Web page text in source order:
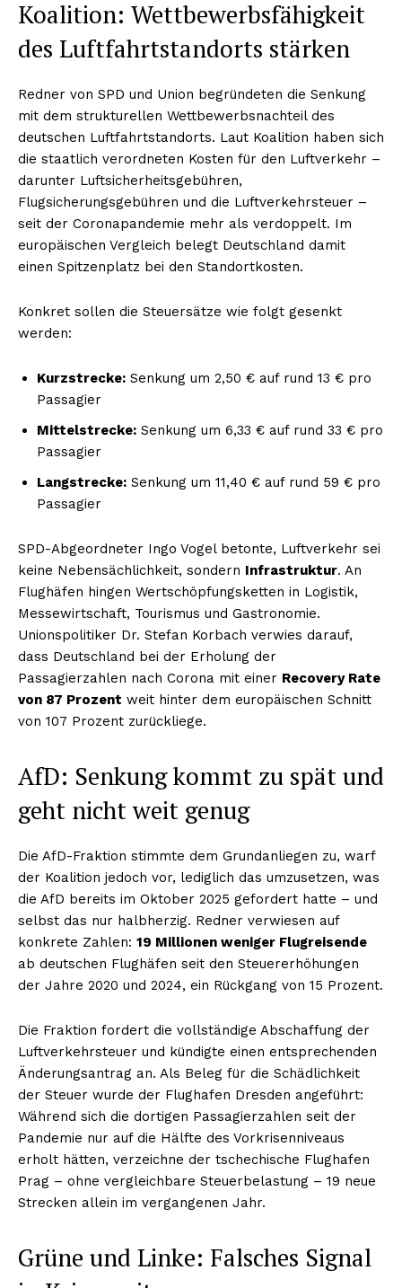
Koalition: Wettbewerbsfähigkeit
des Luftfahrtstandorts stärken
Redner von SPD und Union begründeten die Senkung
mit dem strukturellen Wettbewerbsnachteil des
deutschen Luftfahrtstandorts. Laut Koalition haben sich
die staatlich verordneten Kosten für den Luftverkehr –
darunter Luftsicherheitsgebühren,
Flugsicherungsgebühren und die Luftverkehrsteuer –
seit der Coronapandemie mehr als verdoppelt. Im
europäischen Vergleich belegt Deutschland damit
einen Spitzenplatz bei den Standortkosten.
Konkret sollen die Steuersätze wie folgt gesenkt
werden:
Kurzstrecke: Senkung um 2,50 € auf rund 13 € pro
Passagier
Mittelstrecke: Senkung um 6,33 € auf rund 33 € pro
Passagier
Langstrecke: Senkung um 11,40 € auf rund 59 € pro
Passagier
SPD-Abgeordneter Ingo Vogel betonte, Luftverkehr sei
keine Nebensächlichkeit, sondern Infrastruktur. An
Flughäfen hingen Wertschöpfungsketten in Logistik,
Messewirtschaft, Tourismus und Gastronomie.
Unionspolitiker Dr. Stefan Korbach verwies darauf,
dass Deutschland bei der Erholung der
Passagierzahlen nach Corona mit einer Recovery Rate
von 87 Prozent weit hinter dem europäischen Schnitt
von 107 Prozent zurückliege.
AfD: Senkung kommt zu spät und
geht nicht weit genug
Die AfD-Fraktion stimmte dem Grundanliegen zu, warf
der Koalition jedoch vor, lediglich das umzusetzen, was
die AfD bereits im Oktober 2025 gefordert hatte – und
selbst das nur halbherzig. Redner verwiesen auf
konkrete Zahlen: 19 Millionen weniger Flugreisende
ab deutschen Flughäfen seit den Steuererhöhungen
der Jahre 2020 und 2024, ein Rückgang von 15 Prozent.
Die Fraktion fordert die vollständige Abschaffung der
Luftverkehrsteuer und kündigte einen entsprechenden
Änderungsantrag an. Als Beleg für die Schädlichkeit
der Steuer wurde der Flughafen Dresden angeführt:
Während sich die dortigen Passagierzahlen seit der
Pandemie nur auf die Hälfte des Vorkrisenniveaus
erholt hätten, verzeichne der tschechische Flughafen
Prag – ohne vergleichbare Steuerbelastung – 19 neue
Strecken allein im vergangenen Jahr.
Grüne und Linke: Falsches Signal